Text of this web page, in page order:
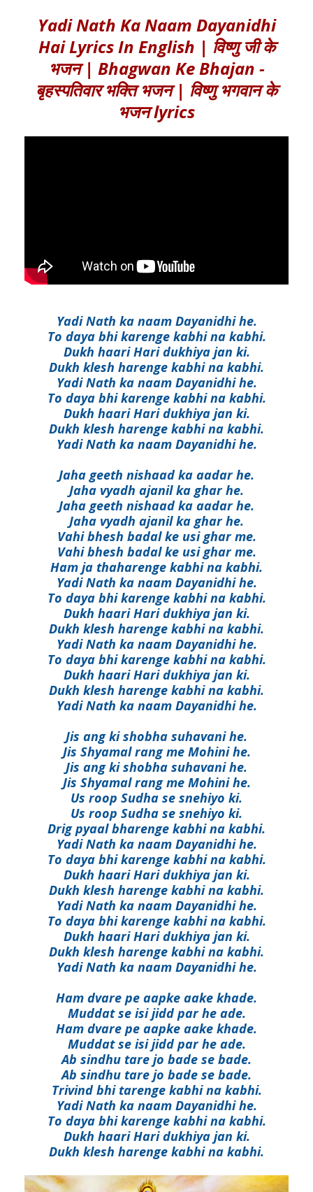
Yadi Nath Ka Naam Dayanidhi
Hai Lyrics In English | विष्णु जी के
भजन | Bhagwan Ke Bhajan -
बृहस्पतिवार भक्ति भजन | विष्णु भगवान के
भजन lyrics
Yadi Nath ka naam Dayanidhi he.
To daya bhi karenge kabhi na kabhi.
Dukh haari Hari dukhiya jan ki.
Dukh klesh harenge kabhi na kabhi.
Yadi Nath ka naam Dayanidhi he.
To daya bhi karenge kabhi na kabhi.
Dukh haari Hari dukhiya jan ki.
Dukh klesh harenge kabhi na kabhi.
Yadi Nath ka naam Dayanidhi he.
Jaha geeth nishaad ka aadar he.
Jaha vyadh ajanil ka ghar he.
Jaha geeth nishaad ka aadar he.
Jaha vyadh ajanil ka ghar he.
Vahi bhesh badal ke usi ghar me.
Vahi bhesh badal ke usi ghar me.
Ham ja thaharenge kabhi na kabhi.
Yadi Nath ka naam Dayanidhi he.
To daya bhi karenge kabhi na kabhi.
Dukh haari Hari dukhiya jan ki.
Dukh klesh harenge kabhi na kabhi.
Yadi Nath ka naam Dayanidhi he.
To daya bhi karenge kabhi na kabhi.
Dukh haari Hari dukhiya jan ki.
Dukh klesh harenge kabhi na kabhi.
Yadi Nath ka naam Dayanidhi he.
Jis ang ki shobha suhavani he.
Jis Shyamal rang me Mohini he.
Jis ang ki shobha suhavani he.
Jis Shyamal rang me Mohini he.
Us roop Sudha se snehiyo ki.
Us roop Sudha se snehiyo ki.
Drig pyaal bharenge kabhi na kabhi.
Yadi Nath ka naam Dayanidhi he.
To daya bhi karenge kabhi na kabhi.
Dukh haari Hari dukhiya jan ki.
Dukh klesh harenge kabhi na kabhi.
Yadi Nath ka naam Dayanidhi he.
To daya bhi karenge kabhi na kabhi.
Dukh haari Hari dukhiya jan ki.
Dukh klesh harenge kabhi na kabhi.
Yadi Nath ka naam Dayanidhi he.
Ham dvare pe aapke aake khade.
Muddat se isi jidd par he ade.
Ham dvare pe aapke aake khade.
Muddat se isi jidd par he ade.
Ab sindhu tare jo bade se bade.
Ab sindhu tare jo bade se bade.
Trivind bhi tarenge kabhi na kabhi.
Yadi Nath ka naam Dayanidhi he.
To daya bhi karenge kabhi na kabhi.
Dukh haari Hari dukhiya jan ki.
Dukh klesh harenge kabhi na kabhi.